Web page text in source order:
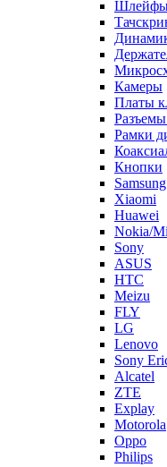
Камеры
Платы
Разъемы
Рамки
Кнопки
Samsung
Xiaomi
Huawei
Nokia/
Sony
ASUS
HTC
Meizu
FLY
LG
Lenovo
Sony
Alcatel
ZTE
Explay
Motorola
Oppo
Philips